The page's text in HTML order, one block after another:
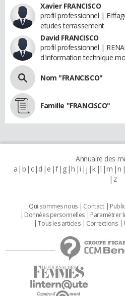
Xavier FRANCISCO
profil professionnel |
etudes terrassement
David FRANCISCO
profil professionnel |
d'information technique
Nom "FRANCISCO"
Famille "FRANCISCO"
Annuaire des
a b c d e f g h i j k l m n
z
Qui sommes nous Contact
Données personnelles
Paramétrer
Tous les articles
Corrections